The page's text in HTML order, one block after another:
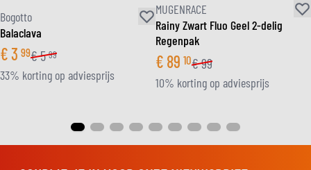
Bogotto
Balaclava
€3 99€5 99
33% korting op adviesprijs
MUGENRACE
Rainy Zwart Fluo Geel 2-delig
Regenpak
€ 89 10€99
10% korting op adviesprijs